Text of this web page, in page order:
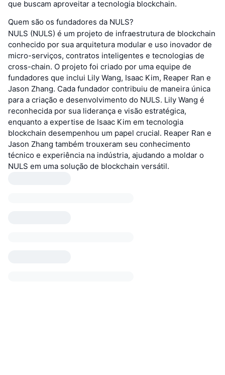
que buscam aproveitar a tecnologia blockchain.
Quem são os fundadores da NULS?
NULS (NULS) é um projeto de infraestrutura de blockchain
conhecido por sua arquitetura modular e uso inovador de
micro-serviços, contratos inteligentes e tecnologias de
cross-chain. O projeto foi criado por uma equipe de
fundadores que inclui Lily Wang, Isaac Kim, Reaper Ran e
Jason Zhang. Cada fundador contribuiu de maneira única
para a criação e desenvolvimento do NULS. Lily Wang é
reconhecida por sua liderança e visão estratégica,
enquanto a expertise de Isaac Kim em tecnologia
blockchain desempenhou um papel crucial. Reaper Ran e
Jason Zhang também trouxeram seu conhecimento
técnico e experiência na indústria, ajudando a moldar o
NULS em uma solução de blockchain versátil.